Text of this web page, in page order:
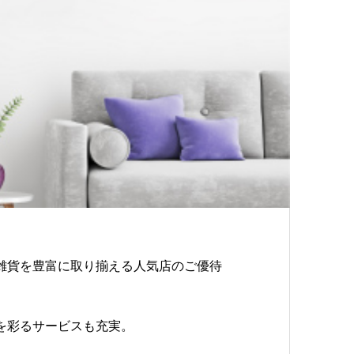
貨を豊富に取り揃える人気店のご優待
るサービスも充実。